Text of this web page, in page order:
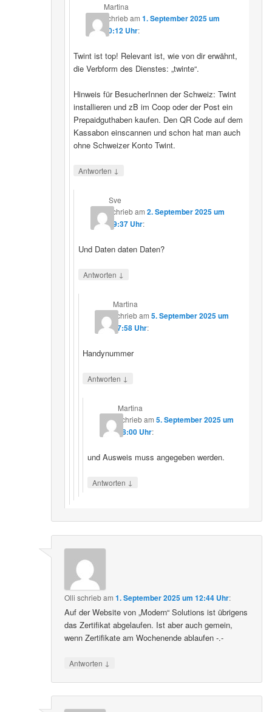
Martina
schriebam1. September 2025 um
20:12 Uhr:
Twint ist top! Relevant ist, wie von dir erwähnt,
die Verbform des Dienstes: „twinte“.
Hinweis für BesucherInnen der Schweiz: Twint
installieren und zB im Coop oder der Post ein
Prepaidguthaben kaufen. Den QR Code auf dem
Kassabon einscannen und schon hat man auch
ohne Schweizer Konto Twint.
Antworten ↓
Sve
schriebam 2. September 2025 um
19:37 Uhr:
Und Daten daten Daten?
Antworten ↓
Martina
schriebam5. September 2025 um
17:58 Uhr:
Handynummer
Antworten ↓
Martina
schriebam 5. September 2025 um
18:00 Uhr:
und Ausweis muss angegeben werden.
Antworten ↓
Olli schriebam1. September 2025 um 12:44 Uhr:
Auf der Website von „Modern“ Solutions ist übrigens
das Zertifikat abgelaufen. Ist aber auch gemein,
wenn Zertifikate am Wochenende ablaufen -.-
Antworten ↓